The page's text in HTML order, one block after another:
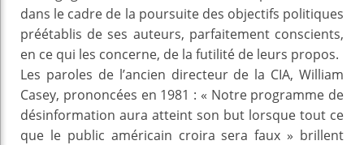
dans le cadre de la poursuite des objectifs politiques
préétablis de ses auteurs, parfaitement conscients,
en ce qui les concerne, de la futilité de leurs propos.
Les paroles de l’ancien directeur de la CIA, William
Casey, prononcées en 1981 : « Notre programme de
désinformation aura atteint son but lorsque tout ce
que le public américain croira sera faux » brillent